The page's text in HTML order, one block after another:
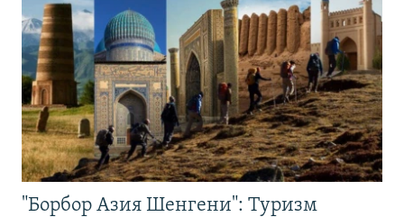
"Борбор Азия Шенгени": Туризм